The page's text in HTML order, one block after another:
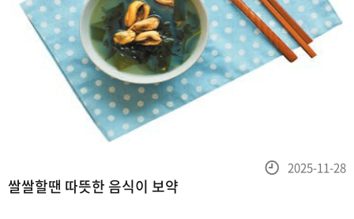
쌀쌀할땐 따뜻한 음식이 보약
등
2025-11-28